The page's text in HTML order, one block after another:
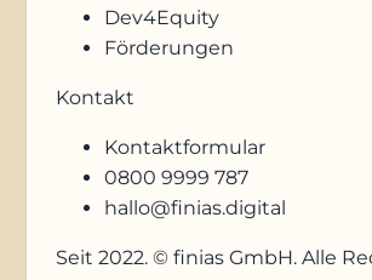
Dev4Equity
Förderungen
Kontakt
Kontaktformular
0800 9999 787
hallo@finias.digital
Seit 2022. © finias GmbH. Alle